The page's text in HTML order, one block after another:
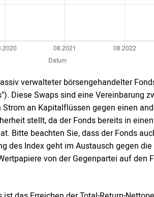
verwalteter börsengehandelter
Diese Swaps sind eine Vereinbarung
Strom an Kapitalflüssen gegen einen
stellt, da der Fonds bereits in
Bitte beachten Sie, dass der Fonds
des Index geht im Austausch gegen
von der Gegenpartei auf den